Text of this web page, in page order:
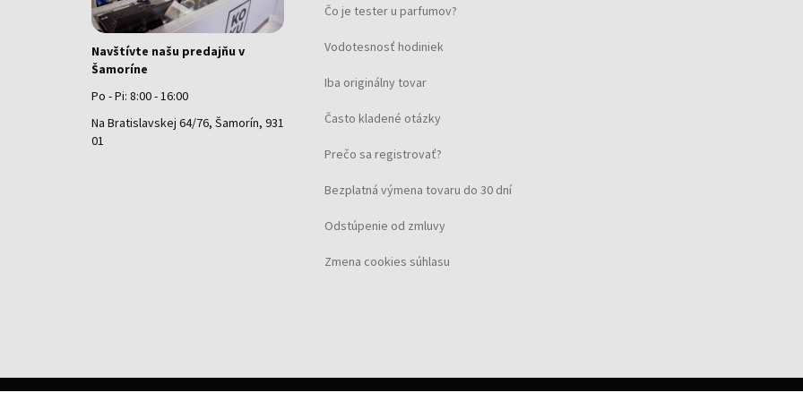
Navštívte našu predajňu v
Šamoríne
Po - Pi: 8:00 - 16:00
Na Bratislavskej 64/76, Šamorín, 931
01
Čo je tester u parfumov?
Vodotesnosť hodiniek
Iba originálny tovar
Často kladené otázky
Prečo sa registrovať?
Bezplatná výmena tovaru do 30 dní
Odstúpenie od zmluvy
Zmena cookies súhlasu